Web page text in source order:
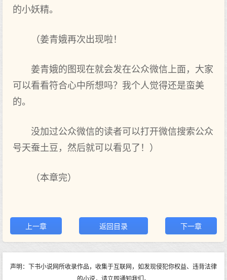
的小妖精。
（姜青娥再次出现啦！
姜青娥的图现在就会发在公众微信上面，大家
可以看看符合心中所想吗？我个人觉得还是蛮美
的。
没加过公众微信的读者可以打开微信搜索公众
号天蚕土豆，然后就可以看见了！）
（本章完）
上一章 返回目录 下一章
声明：下书小说网所收录作品，收集于互联网，如发现侵犯你权益、违背法律
的小说，请立即通知我们。